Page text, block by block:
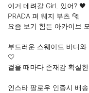
이거 데려갈 GirL 있어? 🖤
PRADA 퍼 웨지 부츠 🐆
요즘 보기 힘든 아카이브
부드러운 스웨이드 바디
♡
걸을 때마다 존재감 확실
인스타 팔로우 인증시 배